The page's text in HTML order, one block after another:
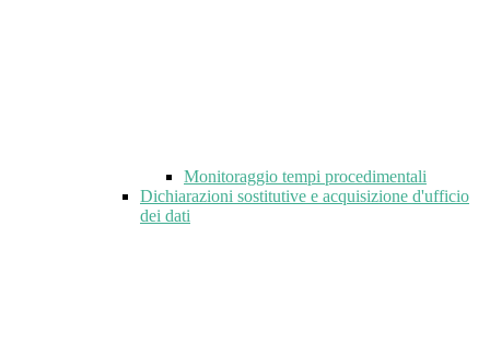
Monitoraggio tempi procedimentali
Dichiarazioni sostitutive e acquisizione d'ufficio
dei dati